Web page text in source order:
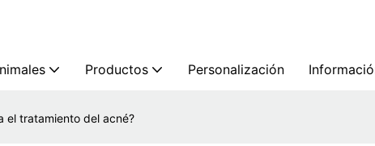
Productos Personalización
el tratamiento del acné?